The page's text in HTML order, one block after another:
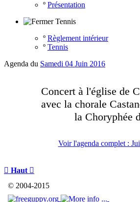
º Présentation
Tennis
º Règlement intérieur
º Tennis
Agenda du Samedi 04 Juin 2016
Concert à l'église de
avec la chorale
la Choryphée
Voir l'agenda complet :
 Haut 
© 2004-2015